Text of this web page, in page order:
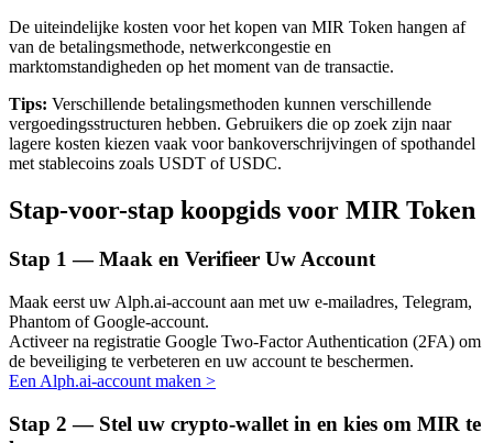
Door crypto ondersteunde leenservice
De uiteindelijke kosten voor het kopen van MIR Token hangen af
van de betalingsmethode, netwerkcongestie en
marktomstandigheden op het moment van de transactie.
Tips: Verschillende betalingsmethoden kunnen verschillende
vergoedingsstructuren hebben. Gebruikers die op zoek zijn naar
lagere kosten kiezen vaak voor bankoverschrijvingen of spothandel
met stablecoins zoals USDT of USDC.
Stap-voor-stap koopgids voor MIR Token
Stap 1 —Maak en Verifieer Uw Account
Maak eerst uw Alph.ai-account aan met uw e-mailadres, Telegram,
Phantom of Google-account.
Activeer na registratie Google Two-Factor Authentication (2FA) om
de beveiliging te verbeteren en uw account te beschermen.
Een Alph.ai-account maken >
Stap 2 — Stel uw crypto-wallet in en kies om MIR te